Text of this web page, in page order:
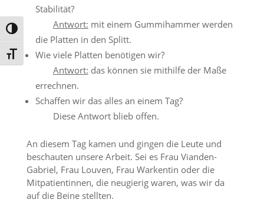
Umschalten auf hohe Kontraste
Schrift vergrößern
Stabilität?
Antwort: mit einem Gummihammer werden
die Platten in den Splitt.
Wie viele Platten benötigen wir?
Antwort: das können sie mithilfe der Maße
errechnen.
Schaffen wir das alles an einem Tag?
Diese Antwort blieb offen.
An diesem Tag kamen und gingen die Leute und
beschauten unsere Arbeit. Sei es Frau Vianden-
Gabriel, Frau Louven, Frau Warkentin oder die
Mitpatientinnen, die neugierig waren, was wir da
auf die Beine stellten.